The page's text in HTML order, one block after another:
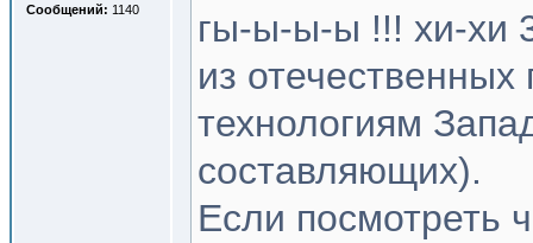
Сообщений: 1140
гы-ы-ы-ы !!! хи-хи
из
технологиям
составляющих).
Если посмотреть